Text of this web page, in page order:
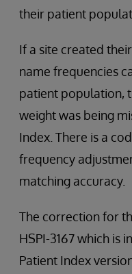
their patient
If a site created
name frequencies
patient population,
weight was being
Index. There is a
frequency
matching accuracy.
The correction for
HSPI-3167 which is
Patient Index